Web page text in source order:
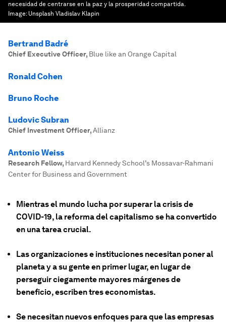
necesidad de centrarse en la paz y la prosperidad compartida.
Image: Unsplash Vladislav Klapin
Bertrand Badré
Chief Executive Officer, Blue like an Orange Capital
Ronald Cohen
Bruno Roche
Ludovic Subran
Chief Investment Officer,Allianz
Antonio Weiss
Research Fellow, Harvard Kennedy School’s Mossavar-Rahmani
Center for Business and Government
Mientras el mundo lucha por superar la crisis de
COVID-19, la reforma del capitalismo se ha convertido
en una tarea crucial.
Las organizaciones e instituciones necesitan poner al
planeta y a su gente en primer lugar, en lugar de
perseguir ciegamente mayores márgenes de
beneficio, escriben tres economistas.
Se necesitan nuevos enfoques para que las empresas